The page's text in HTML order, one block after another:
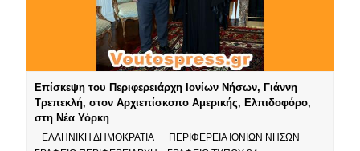
Επίσκεψη του Περιφερειάρχη Ιονίων Νήσων, Γιάννη
Τρεπεκλή, στον Αρχιεπίσκοπο Αμερικής, Ελπιδοφόρο,
στη Νέα Υόρκη
ΕΛΛΗΝΙΚΗ ΔΗΜΟΚΡΑΤΙΑ ΠΕΡΙΦΕΡΕΙΑ ΙΟΝΙΩΝ ΝΗΣΩΝ